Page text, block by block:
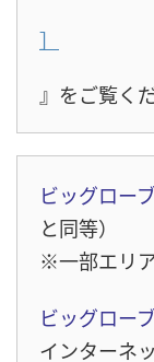
］
』をご覧く
ビッグロー
と同等）
※一部エリ
ビッグロー
インターネ